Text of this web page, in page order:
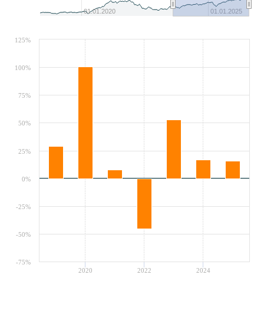
01.01.2020 01.01.2025
2020 2022 2024
-75%
-50%
-25%
0%
25%
50%
75%
100%
125%